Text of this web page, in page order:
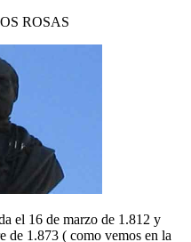
ROSAS
el 16 de marzo de 1.812 y
de 1.873 ( como vemos en la